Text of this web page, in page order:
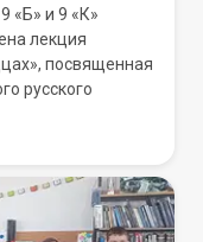
«Б» и 9 «К»
лекция
посвященная
русского